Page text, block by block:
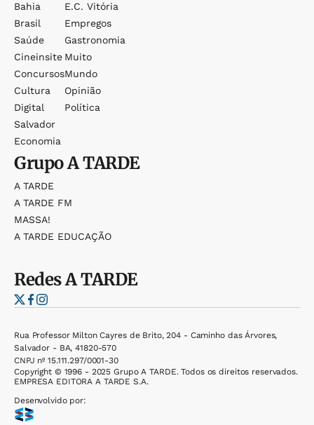
Bahia
Brasil
Saúde
Cineinsite
Concursos
Cultura
Digital
Salvador
Economia
E.c. Vitória
Empregos
Gastronomia
Muito
Mundo
Opinião
Política
GrupoA TARDE
A TARDE
A TARDE FM
MASSA!
A TARDE EDUCAÇÃO
RedesA TARDE
Rua Professor Milton Cayres de Brito, 204 - Caminho das Árvores,
Salvador - BA, 41820-570
CNPJ nº 15.111.297/0001-30
Copyright © 1996 - 2025 Grupo A TARDE. Todos os direitos reservados.
EMPRESA EDITORA A TARDE S.A.
Desenvolvido por: